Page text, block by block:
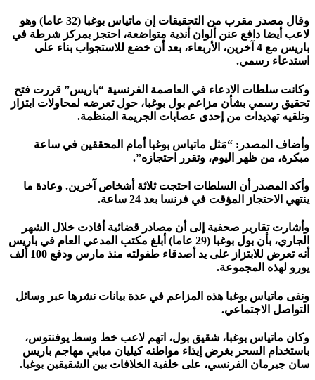
وقال مصدر مقرب من التحقيقات إن ماتياس بوغبا (32 عاما) وهو
لاعب أيضا دافع عنن ألوان أندية متواضعة، احتجز بمركز شرطة في
باريس مع 4 آخرين، الأربعاء، بعد أن خضع للاستجواب بناء على
استدعاء رسمي.
وكانت سلطات الادعاء في العاصمة الفرنسية “باريس” قررت فتح
تحقيق رسمي بشأن مزاعم بول بوغبا، حول تعرضه لمحاولات ابتزاز
وتلقيه تهديدات من إحدى عصابات الجريمة المنظمة.
وأضاف المصدر: “مَثل ماتياس بوغبا أمام المحققين في ساعة
مبكرة، من ظهر اليوم، وتقرر احتجازه”.
وأكد المصدر أن السلطات احتجت ثلاثة أشخاص آخرين. وعادة ما
ينتهي الاحتجاز المؤقت في فرنسا بعد 24 ساعة.
وأشارت تقارير صحفية إلى أن مصادر قضائية أفادت خلال الشهر
الجاري، بأن بول بوغبا (29 عاما) أبلغ مكتب المدعي العام في باريس
أنه تعرض للابتزاز على يد أصدقاء طفولته منذ مارس ودفع 100 ألف
يورو لهذه المجموعة.
ونفى ماتياس بوغبا هذه المزاعم في عدة بيانات نشرها عبر وسائل
التواصل الاجتماعي.
وكان ماتياس بوغبا، شقيق بول، اتهم لاعب خط وسط يوفنتوس،
باستخدام السحر بغرض إيذاء مواطنه كيليان مبابي مهاجم باريس
سان جيرمان الفرنسي، على خلفية الخلافات بين الشقيقين بوغبا.